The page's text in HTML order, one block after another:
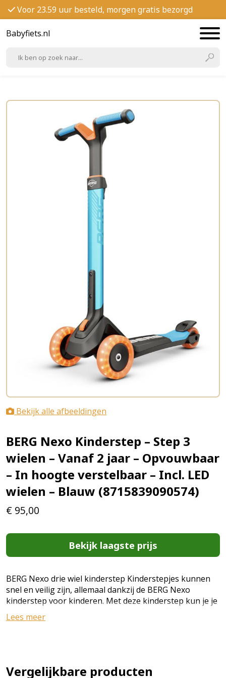
Voor 23.59 uur besteld, morgen gratis bezorgd
Babyfiets.nl
Bekijk alle afbeeldingen
BERG Nexo Kinderstep – Step 3
wielen – Vanaf 2 jaar – Opvouwbaar
– In hoogte verstelbaar – Incl. LED
wielen – Blauw (8715839090574)
€ 95,00
Bekijk laagste prijs
BERG Nexo drie wiel kinderstep Kinderstepjes kunnen
snel en veilig zijn, allemaal dankzij de BERG Nexo
kinderstep voor kinderen. Met deze kinderstep kun je je
voortbewegen vanaf de leeftijd van 2 jaar. Met drie
wielen voor extra stabiliteit. De handgrepen en de
stuur is in hoogte verstelbaar, zodat de kinderstep met
Lees meer
Vergelijkbare producten